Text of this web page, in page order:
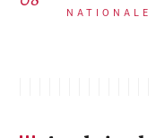
NATIONALE